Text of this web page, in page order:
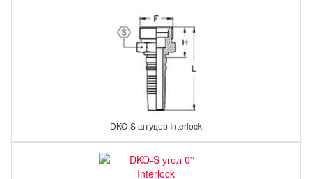
DKO-S штуцер Interlock